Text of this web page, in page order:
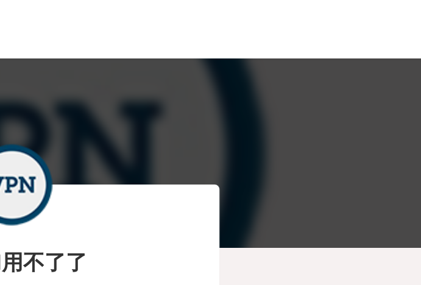
不了了